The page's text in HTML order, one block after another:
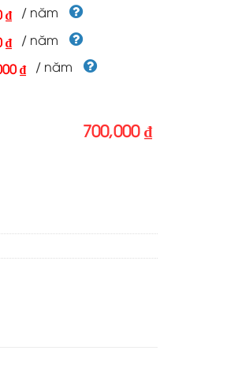
₫ / năm
₫ / năm
₫ / năm
700,000 ₫